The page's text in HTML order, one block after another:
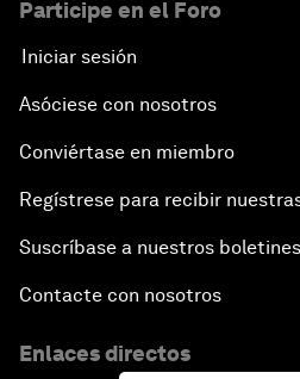
Participe en el Foro
Iniciar sesión
Asóciese con nosotros
Conviértase en miembro
Regístrese para recibir
Suscríbase a nuestros boletines
Contacte con nosotros
Enlaces directos